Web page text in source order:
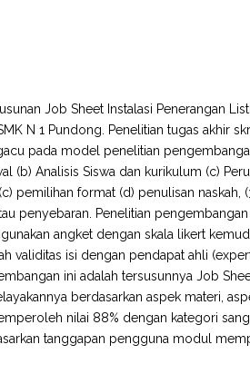
Job Sheet Instalasi Penerangan
N 1 Pundong. Penelitian tugas akhir
pada model penelitian
(b) Analisis Siswa dan kurikulum (c)
pemilihan format (d) penulisan naskah,
penyebaran. Penelitian
angket dengan skala likert
validitas isi dengan pendapat ahli
ini adalah tersusunnya Job
berdasarkan aspek materi,
nilai 88% dengan kategori
tanggapan pengguna modul